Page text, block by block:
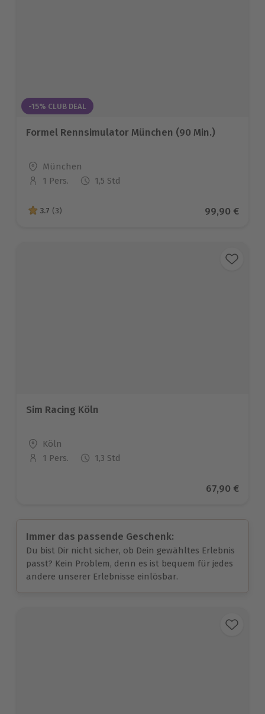
-15% CLUB DEAL
Formel Rennsimulator München (90 Min.)
Standort
München
Anzahl der Teilnehmer
1 Pers. 1,5 Std
3.7 von 5 Sternen basierend auf 3 Bewertungen
3.7 (3) Aktueller
99,90 €
Sim Racing Köln
Standort
Köln
Anzahl der Teilnehmer
1 Pers. 1,3 Std
Aktueller
67,90 €
Immer das passende Geschenk:
Du bist Dir nicht sicher, ob Dein gewähltes Erlebnis
passt? Kein Problem, denn es ist bequem für jedes
andere unserer Erlebnisse einlösbar.